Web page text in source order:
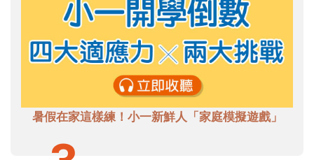
暑假在家這樣練！小一新鮮人「家庭模擬遊戲」